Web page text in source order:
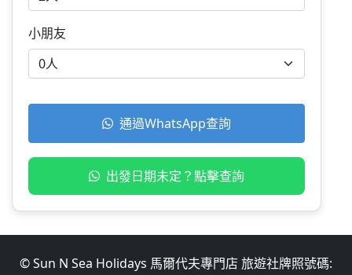
小朋友
通過WhatsApp查詢
出發日期未定？點擊查詢
© Sun N Sea Holidays 馬爾代夫專門店 旅遊社牌照號碼: